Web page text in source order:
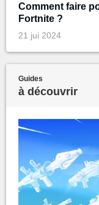
Comment faire
Fortnite ?
21 jui 2024
Guides
à découvrir